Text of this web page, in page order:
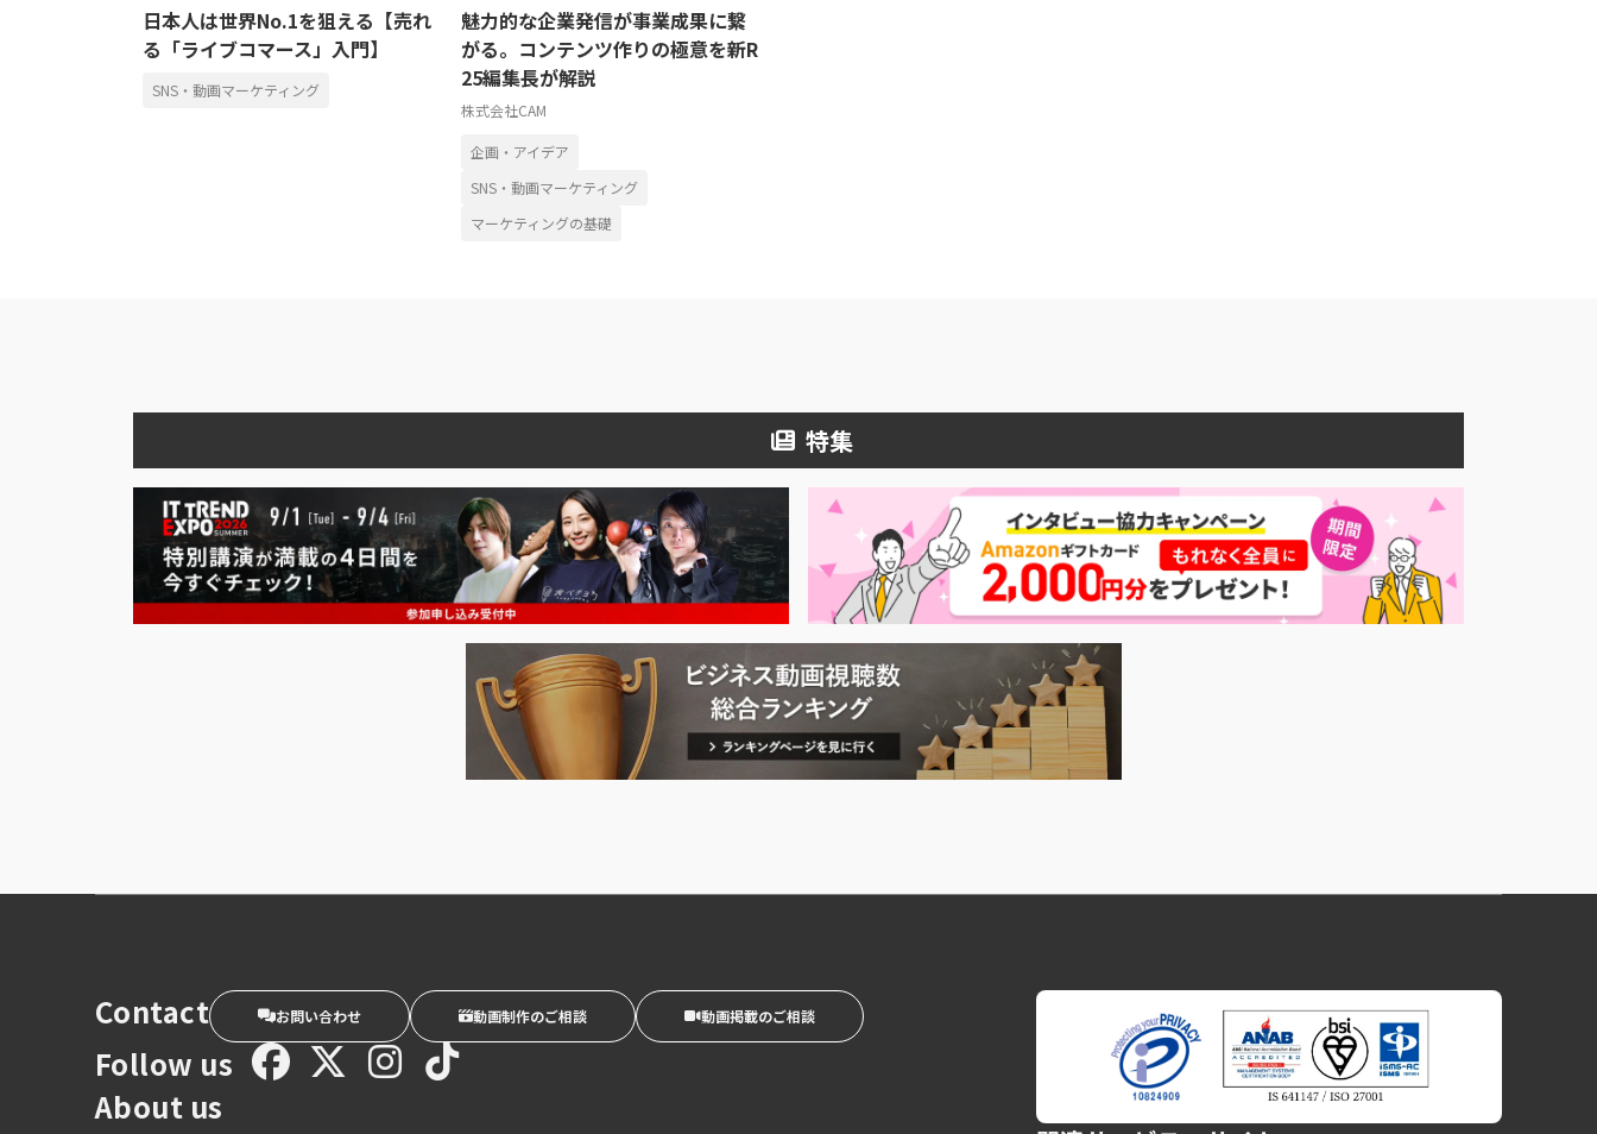
日本人は世界No.1を狙える【売れ
る「ライブコマース」入門】
SNS・動画マーケティング
魅力的な企業発信が事業成果に繋
がる。コンテンツ作りの極意を新R
25編集長が解説
株式会社CAM
企画・アイデア
SNS・動画マーケティング
マーケティングの基礎
特集
Contact お問い合わせ 動画制作のご相談 動画掲載のご相談
Follow us
About us